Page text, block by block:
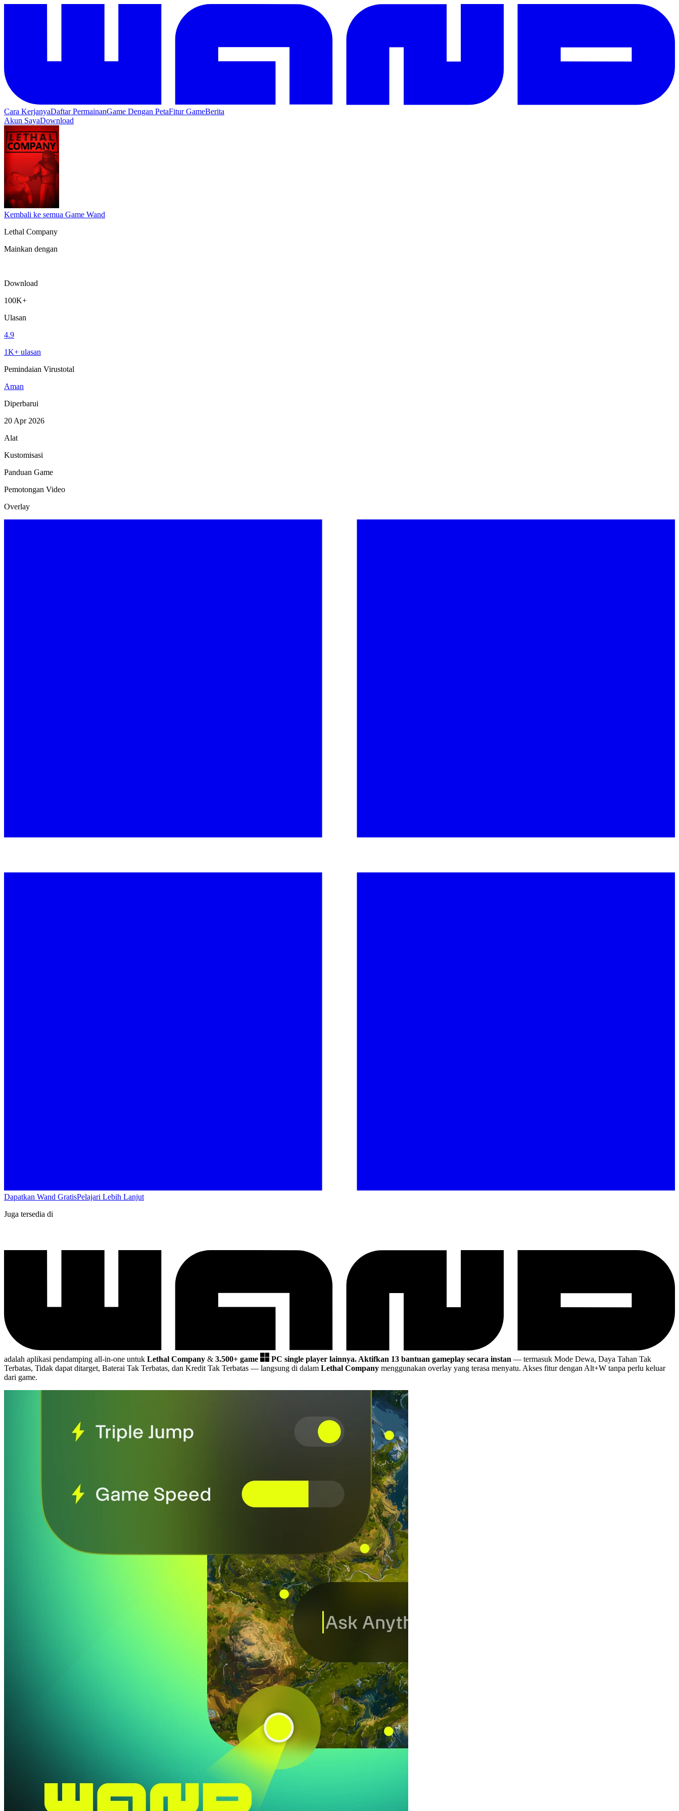
Cara KerjanyaDaftar PermainanGame Dengan PetaFitur GameBerita
Akun SayaDownload
Kembali ke semua Game Wand
Lethal Company
Mainkan dengan
Download
100K+
Ulasan
4.9
1K+ ulasan
Pemindaian Virustotal
Aman
Diperbarui
20 Apr 2026
Alat
Kustomisasi
Panduan Game
Pemotongan Video
Overlay
Dapatkan Wand GratisPelajari Lebih Lanjut
Juga tersedia di
adalah aplikasi pendamping all-in-one untuk Lethal Company & 3.500+ game PC single player lainnya. Aktifkan 13 bantuan gameplay secara instan — termasuk Mode Dewa, Daya Tahan Tak
Terbatas, Tidak dapat ditarget, Baterai Tak Terbatas, dan Kredit Tak Terbatas — langsung di dalam Lethal Company menggunakan overlay yang terasa menyatu. Akses fitur dengan Alt+W tanpa perlu keluar
dari game.